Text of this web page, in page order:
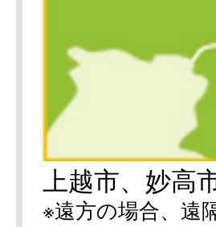
上越市、妙高
※遠方の場合、遠